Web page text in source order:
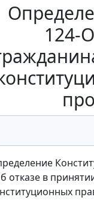
124-
отказе в